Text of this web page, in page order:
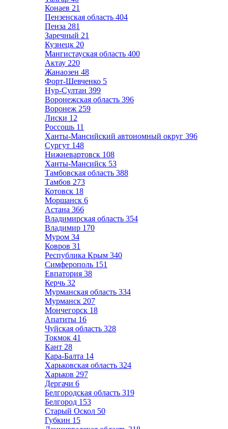
Конаев 21
Пензенская область 404
Пенза 281
Заречный 21
Кузнецк 20
Мангистауская область 400
Актау 220
Жанаозен 48
Форт-Шевченко 5
Нур-Султан 399
Воронежская область 396
Воронеж 259
Лиски 12
Россошь 11
Ханты-Мансийский автономный округ 396
Сургут 148
Нижневартовск 108
Ханты-Мансийск 53
Тамбовская область 388
Тамбов 273
Котовск 18
Моршанск 6
Астана 366
Владимирская область 354
Владимир 170
Муром 34
Ковров 31
Республика Крым 340
Симферополь 151
Евпатория 38
Керчь 32
Мурманская область 334
Мурманск 207
Мончегорск 18
Апатиты 16
Чуйская область 328
Токмок 41
Кант 28
Кара-Балта 14
Харьковская область 324
Харьков 297
Дергачи 6
Белгородская область 319
Белгород 153
Старый Оскол 50
Губкин 15